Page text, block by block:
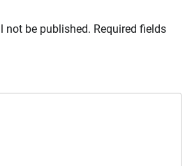
not be published. Required fields